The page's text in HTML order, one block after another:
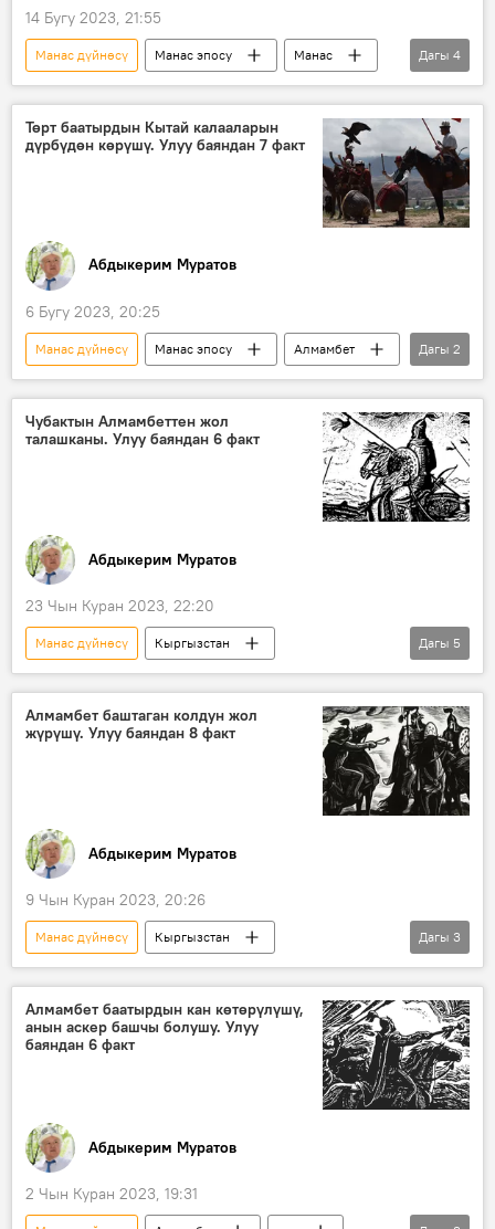
14 Бугу 2023, 21:55
Манас дүйнөсү Манас эпосу
Манас
Алмамбет
Сыргак
Чубак
согуш
Дагы 4
Төрт баатырдын Кытай калааларын
дүрбүдөн көрүшү. Улуу баяндан 7 факт
Абдыкерим Муратов
6 Бугу 2023, 20:25
Манас дүйнөсү Манас эпосу
Алмамбет
Манас
баатыр
Дагы 2
Чубактын Алмамбеттен жол
талашканы. Улуу баяндан 6 факт
Абдыкерим Муратов
23 Чын Куран 2023, 22:20
Манас дүйнөсү
Кыргызстан
Манас эпосу
Манас
Алмамбет
Чубак
Бакай Сыргак
Дагы 5
Алмамбет баштаган колдун жол
жүрүшү. Улуу баяндан 8 факт
Абдыкерим Муратов
9 Чын Куран 2023, 20:26
Манас дүйнөсү
Кыргызстан
Манас эпосу
факты
Алмамбет
хандык
Дагы 3
Алмамбет баатырдын кан көтөрүлүшү,
анын аскер башчы болушу. Улуу
баяндан 6 факт
Абдыкерим Муратов
2 Чын Куран 2023, 19:31